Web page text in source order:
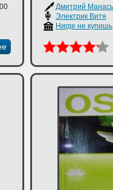
Электрик Витя
Нигде не купишь